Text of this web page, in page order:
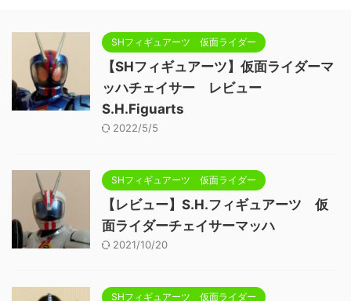
SHフィギュアーツ 仮面ライダー
【SHフィギュアーツ】仮面ライダーマ
ッハチェイサー レビュー
S.H.Figuarts
2022/5/5
SHフィギュアーツ 仮面ライダー
【レビュー】S.H.フィギュアーツ 仮
面ライダーチェイサーマッハ
2021/10/20
SHフィギュアーツ 仮面ライダー